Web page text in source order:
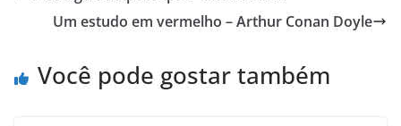
Um estudo em vermelho – Arthur Conan Doyle
Você pode gostar também